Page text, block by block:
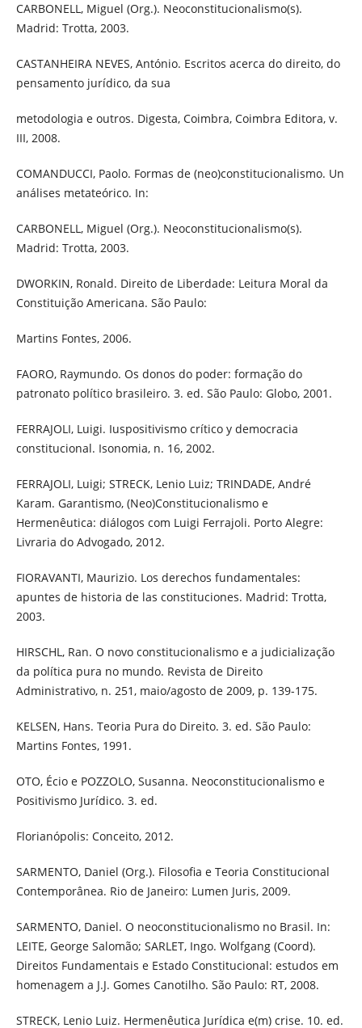
CARBONELL, Miguel (Org.). Neoconstitucionalismo(s).
Madrid: Trotta, 2003.
CASTANHEIRA NEVES, António. Escritos acerca do direito, do
pensamento jurídico, da sua
metodologia e outros. Digesta, Coimbra, Coimbra Editora, v.
III, 2008.
COMANDUCCI, Paolo. Formas de (neo)constitucionalismo. Un
análises metateórico. In:
CARBONELL, Miguel (Org.). Neoconstitucionalismo(s).
Madrid: Trotta, 2003.
DWORKIN, Ronald. Direito de Liberdade: Leitura Moral da
Constituição Americana. São Paulo:
Martins Fontes, 2006.
FAORO, Raymundo. Os donos do poder: formação do
patronato político brasileiro. 3. ed. São Paulo: Globo, 2001.
FERRAJOLI, Luigi. Iuspositivismo crítico y democracia
constitucional. Isonomia, n. 16, 2002.
FERRAJOLI, Luigi; STRECK, Lenio Luiz; TRINDADE, André
Karam. Garantismo, (Neo)Constitucionalismo e
Hermenêutica: diálogos com Luigi Ferrajoli. Porto Alegre:
Livraria do Advogado, 2012.
FIORAVANTI, Maurizio. Los derechos fundamentales:
apuntes de historia de las constituciones. Madrid: Trotta,
2003.
HIRSCHL, Ran. O novo constitucionalismo e a judicialização
da política pura no mundo. Revista de Direito
Administrativo, n. 251, maio/agosto de 2009, p. 139-175.
KELSEN, Hans. Teoria Pura do Direito. 3. ed. São Paulo:
Martins Fontes, 1991.
OTO, Écio e POZZOLO, Susanna. Neoconstitucionalismo e
Positivismo Jurídico. 3. ed.
Florianópolis: Conceito, 2012.
SARMENTO, Daniel (Org.). Filosofia e Teoria Constitucional
Contemporânea. Rio de Janeiro: Lumen Juris, 2009.
SARMENTO, Daniel. O neoconstitucionalismo no Brasil. In:
LEITE, George Salomão; SARLET, Ingo. Wolfgang (Coord).
Direitos Fundamentais e Estado Constitucional: estudos em
homenagem a J.J. Gomes Canotilho. São Paulo: RT, 2008.
STRECK, Lenio Luiz. Hermenêutica Jurídica e(m) crise. 10. ed.